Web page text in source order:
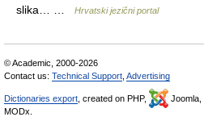
slika… …
Hrvatski jezični portal
© Academic, 2000-2026
Contact us: Technical Support Advertising
Dictionaries export , created on PHP, Joomla,
MODx.